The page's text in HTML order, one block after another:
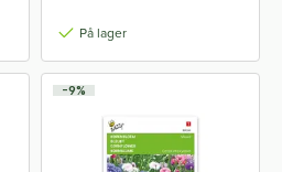
På lager
-9%